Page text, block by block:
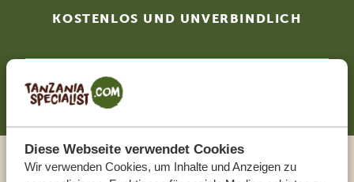
Diese Webseite verwendet Cookies
Wir verwenden Cookies, um Inhalte und Anzeigen zu
KOSTENLOS UND UNVERBINDLICH
JETZT ZUSAMMENSTELLEN